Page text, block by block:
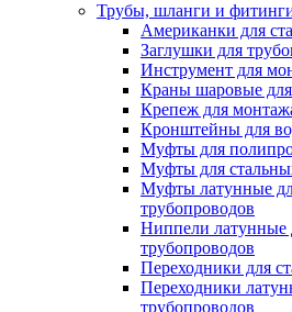
Трубы, шланги и
Американки для
Заглушки для
Инструмент для
Краны шаровые
Крепеж для
Кронштейны для
Муфты для
Муфты для
Муфты латунные
трубопроводов
Ниппели латунные
трубопроводов
Переходники для
Переходники
трубопроводов